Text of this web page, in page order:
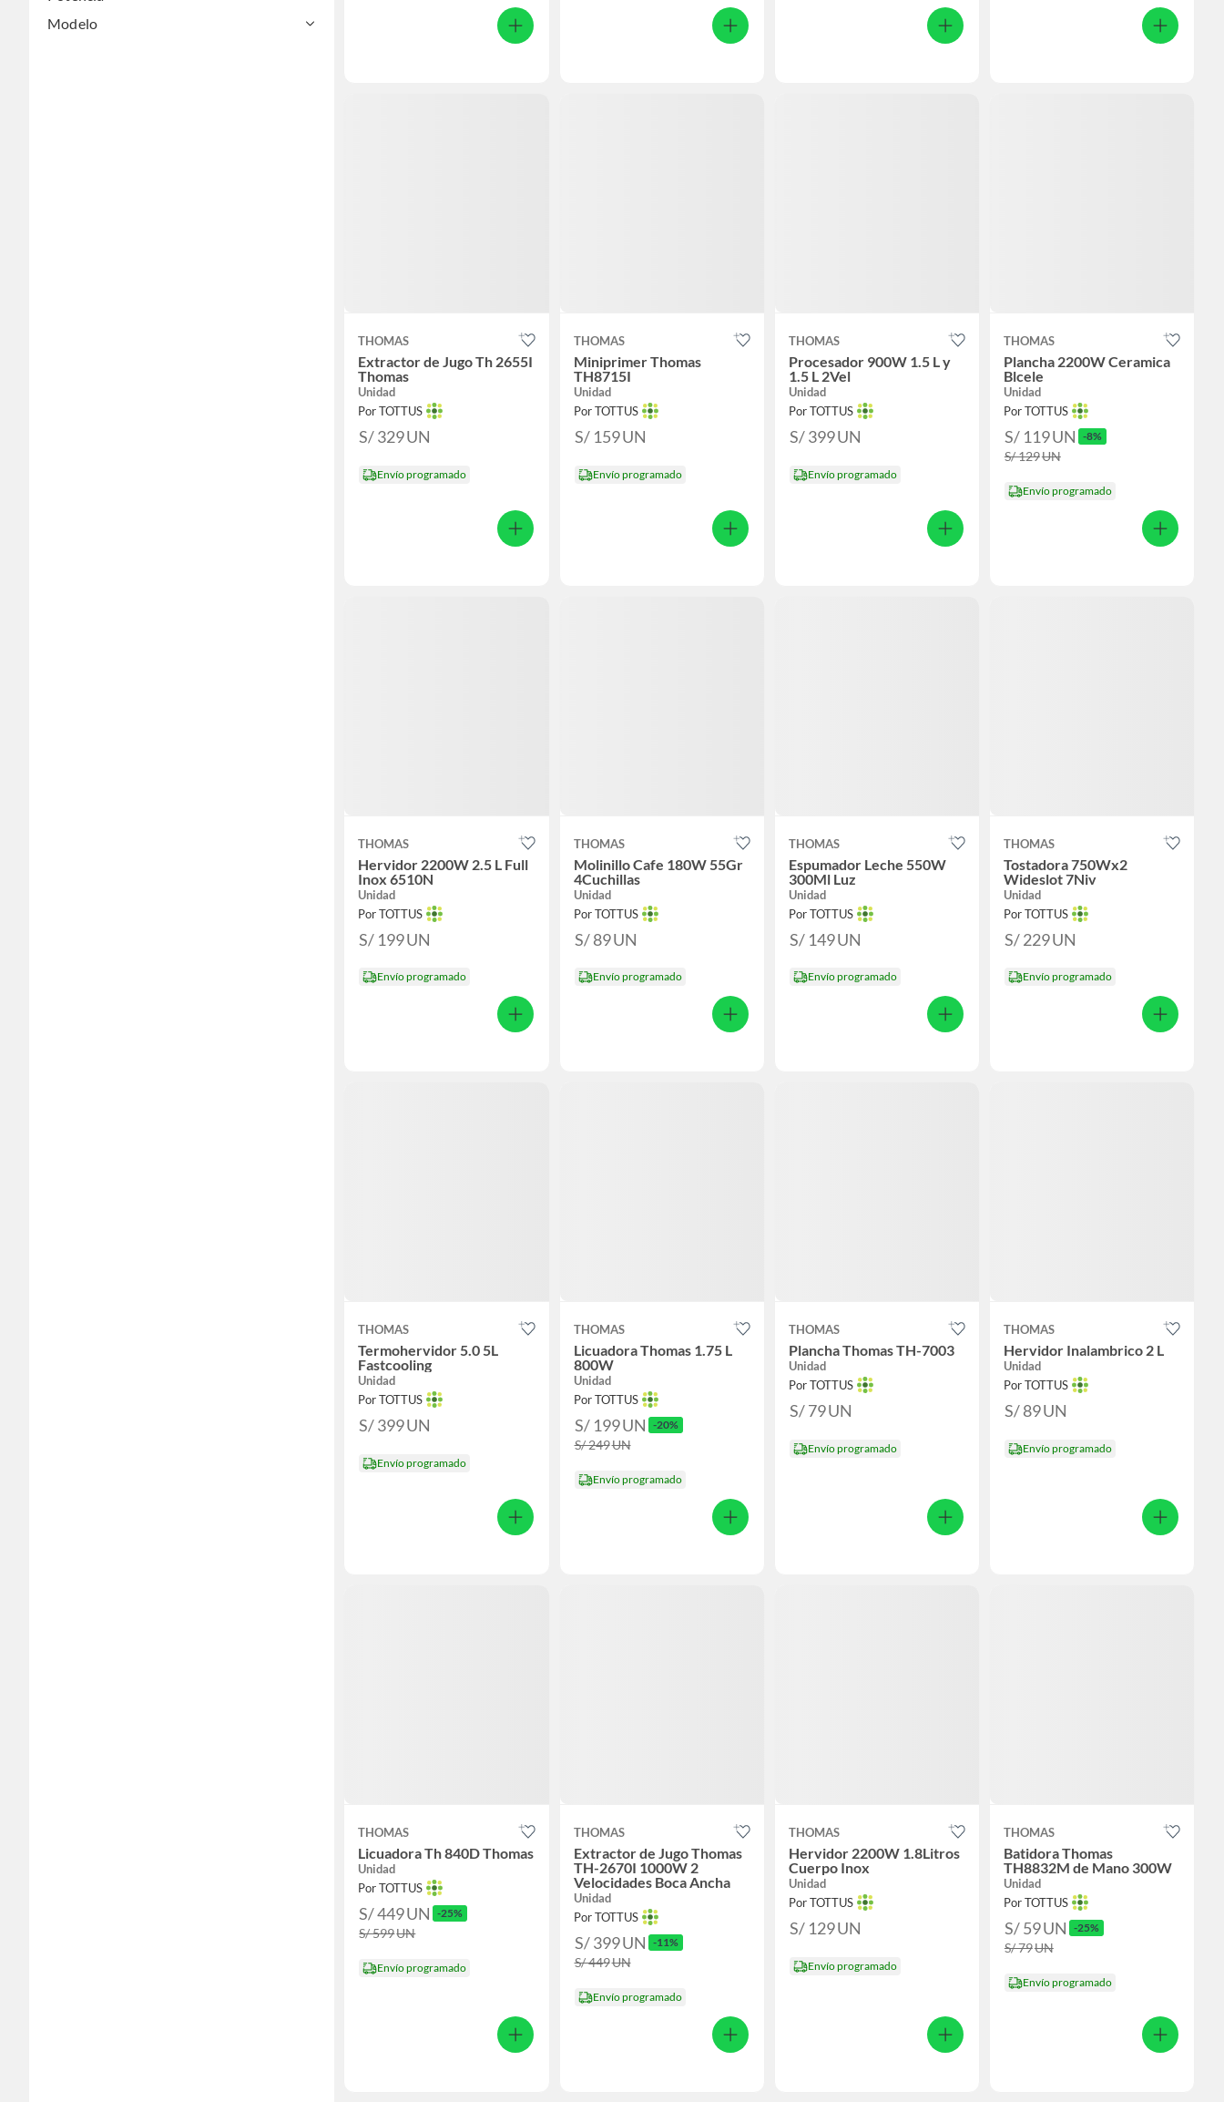
Sandwicheras / grills
Modelo
THOMAS
Extractor de Jugo Th 2655I
Thomas
Unidad
Por TOTTUS
S/ 329UN
Envío programado
THOMAS
Miniprimer Thomas
TH8715I
Unidad
Por TOTTUS
S/ 159UN
Envío programado
THOMAS
Procesador 900W 1.5 L y
1.5 L 2Vel
Unidad
Por TOTTUS
S/ 399UN
Envío programado
THOMAS
Plancha 2200W Ceramica
Blcele
Unidad
Por TOTTUS
S/ 119UN -8%
S/ 129UN
Envío programado
THOMAS
Hervidor 2200W 2.5 L Full
Inox 6510N
Unidad
Por TOTTUS
S/ 199UN
Envío programado
THOMAS
Molinillo Cafe 180W 55Gr
4Cuchillas
Unidad
Por TOTTUS
S/ 89UN
Envío programado
THOMAS
Espumador Leche 550W
300Ml Luz
Unidad
Por TOTTUS
S/ 149UN
Envío programado
THOMAS
Tostadora 750Wx2
Wideslot 7Niv
Unidad
Por TOTTUS
S/ 229UN
Envío programado
THOMAS
Termohervidor 5.0 5L
Fastcooling
Unidad
Por TOTTUS
S/ 399UN
Envío programado
THOMAS
Licuadora Thomas 1.75 L
800W
Unidad
Por TOTTUS
S/ 199UN -20%
S/ 249UN
Envío programado
THOMAS
Plancha Thomas TH-7003
Unidad
Por TOTTUS
S/ 79UN
Envío programado
THOMAS
Hervidor Inalambrico 2 L
Unidad
Por TOTTUS
S/ 89UN
Envío programado
THOMAS
Licuadora Th 840D Thomas
Unidad
Por TOTTUS
S/ 449UN -25%
S/ 599UN
Envío programado
THOMAS
Extractor de Jugo Thomas
TH-2670I 1000W 2
Velocidades Boca Ancha
Unidad
Por TOTTUS
S/ 399UN -11%
S/ 449UN
Envío programado
THOMAS
Hervidor 2200W 1.8Litros
Cuerpo Inox
Unidad
Por TOTTUS
S/ 129UN
Envío programado
THOMAS
Batidora Thomas
TH8832M de Mano 300W
Unidad
Por TOTTUS
S/ 59UN -25%
S/ 79UN
Envío programado